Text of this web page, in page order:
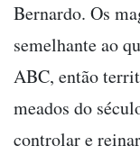
Bernardo. Os
semelhante ao
ABC, então
meados do
controlar e